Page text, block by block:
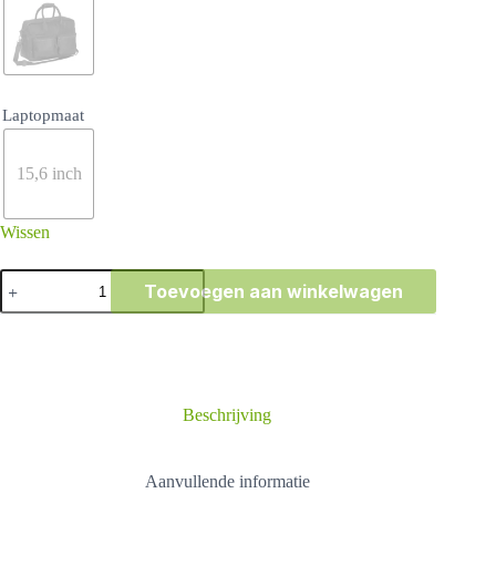
Laptopmaat
15,6 inch
Wissen
Chesterfield
Brand
Yasmin
Toevoegen aan winkelwagen
Beschrijving
Aanvullende informatie